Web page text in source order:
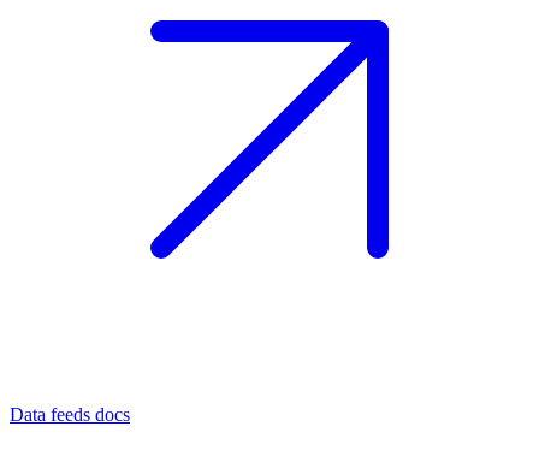
Data feeds docs